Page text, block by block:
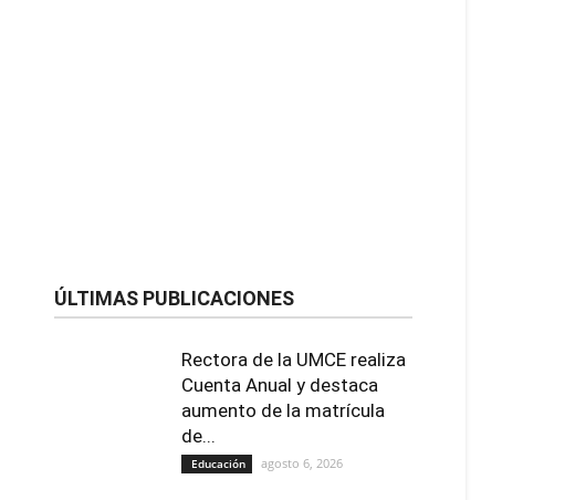
ÚLTIMAS PUBLICACIONES
Rectora de la UMCE realiza
Cuenta Anual y destaca
aumento de la matrícula
de...
Educación agosto 6, 2026